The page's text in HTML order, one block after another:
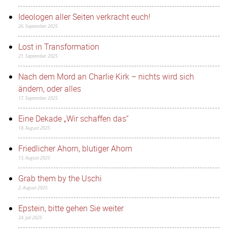
Ideologen aller Seiten verkracht euch!
26. September 2025
Lost in Transformation
21. September 2025
Nach dem Mord an Charlie Kirk – nichts wird sich
ändern, oder alles
17. September 2025
Eine Dekade „Wir schaffen das“
18. August 2025
Friedlicher Ahorn, blutiger Ahorn
13. August 2025
Grab them by the Uschi
2. August 2025
Epstein, bitte gehen Sie weiter
24. Juli 2025